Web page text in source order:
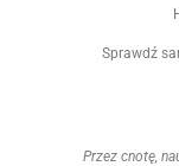
Sprawdź
Przez cnotę,